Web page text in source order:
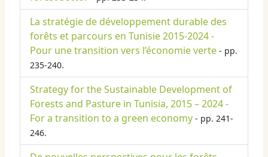
La stratégie de développement durable des
forêts et parcours en Tunisie 2015-2024 -
Pour une transition vers l’économie verte - pp.
235-240.
Strategy for the Sustainable Development of
Forests and Pasture in Tunisia, 2015 – 2024 -
For a transition to a green economy - pp. 241-
246.